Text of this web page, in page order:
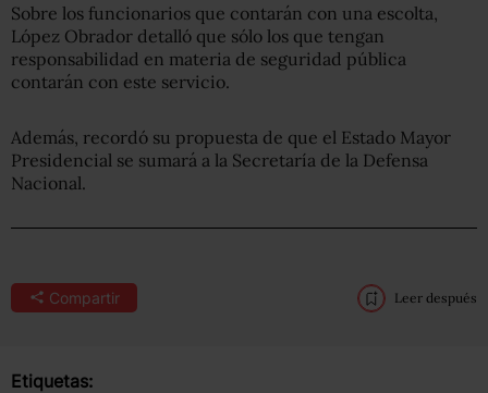
Sobre los funcionarios que contarán con una escolta,
López Obrador detalló que sólo los que tengan
responsabilidad en materia de seguridad pública
contarán con este servicio.
Además, recordó su propuesta de que el Estado Mayor
Presidencial se sumará a la Secretaría de la Defensa
Nacional.
Compartir Leer después
Etiquetas: